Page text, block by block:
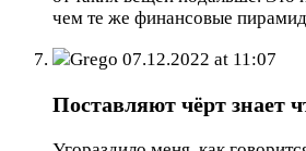
чем те же финансовые
Grego 07.12.2022 at 11:07
Поставляют чёрт знает